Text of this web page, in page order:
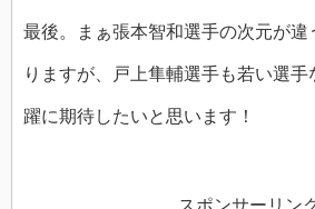
最後。まぁ張本智和選手の次元が違
りますが、戸上隼輔選手も若い選
躍に期待したいと思います！
スポンサーリン